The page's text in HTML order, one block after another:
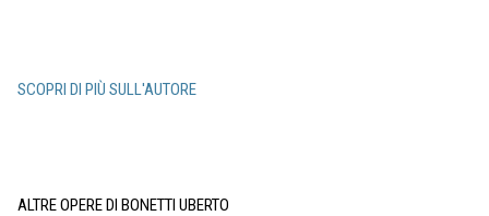
SCOPRI DI PIÙ SULL'AUTORE
ALTRE OPERE DI BONETTI UBERTO